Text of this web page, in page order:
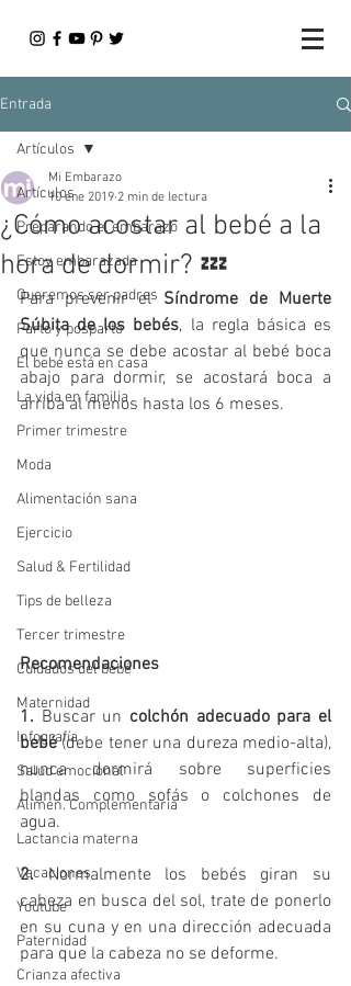
Entrada
Artículos
Preparando el embarazo
Estoy embarazada
Queremos ser padres
Parto y posparto
El bebé está en casa
La vida en familia
Primer trimestre
Moda
Alimentación sana
Ejercicio
Salud & Fertilidad
Tips de belleza
Tercer trimestre
Cuidados del bebé
Maternidad
Infografía
Salud emocional
Alimen. Complementaria
Lactancia materna
Vacaciones
Youtube
Paternidad
Crianza afectiva
Artículos
¿Cómo acostar al bebé a la
hora de dormir? 💤
Mi Embarazo
10 ene 2019 2 min de lectura
Para prevenir el Síndrome de Muerte
Súbita de los bebés, la regla básica es
que nunca se debe acostar al bebé boca
abajo para dormir, se acostará boca a
arriba al menos hasta los 6 meses.
Recomendaciones
1. Buscar un colchón adecuado para el
bebé (debe tener una dureza medio-alta),
nunca dormirá sobre superficies
blandas como sofás o colchones de
agua.
2. Normalmente los bebés giran su
cabeza en busca del sol, trate de ponerlo
en su cuna y en una dirección adecuada
para que la cabeza no se deforme.